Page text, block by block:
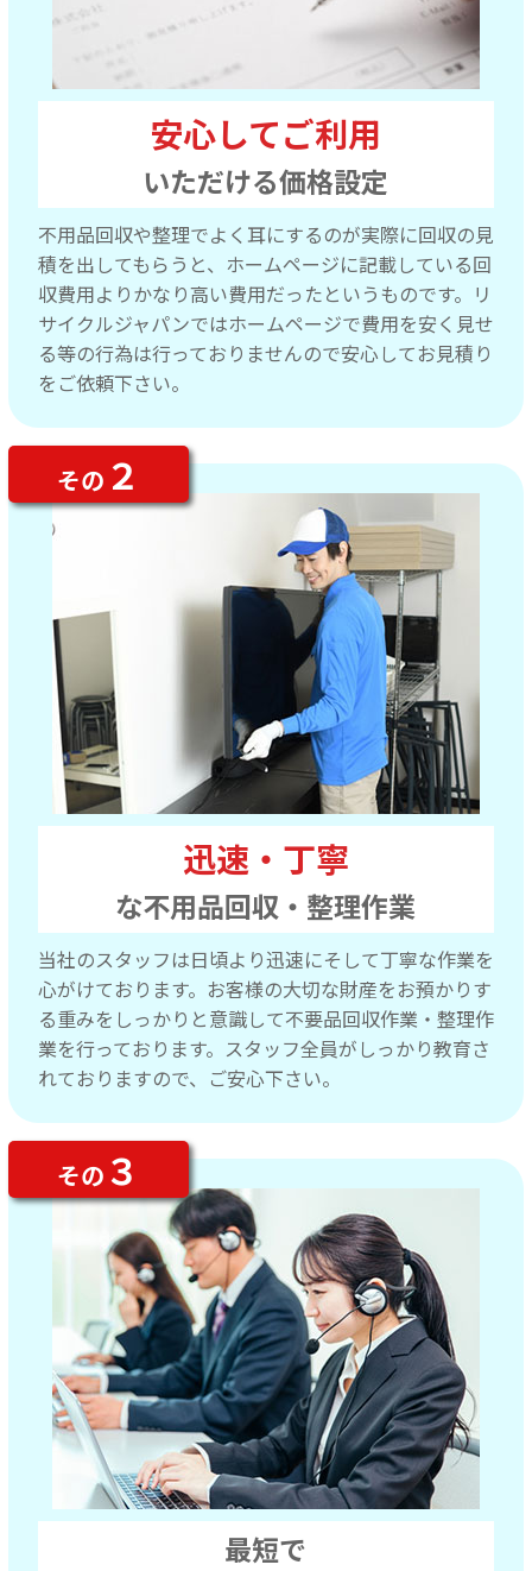
安心してご利用
いただける価格設定
不用品回収や整理でよく耳にするのが実際に回収の見
積を出してもらうと、ホームページに記載している回
収費用よりかなり高い費用だったというものです。リ
サイクルジャパンではホームページで費用を安く見せ
る等の行為は行っておりませんので安心してお見積り
をご依頼下さい。
迅速・丁寧
な不用品回収・整理作業
当社のスタッフは日頃より迅速にそして丁寧な作業を
心がけております。お客様の大切な財産をお預かりす
る重みをしっかりと意識して不要品回収作業・整理作
業を行っております。スタッフ全員がしっかり教育さ
れておりますので、ご安心下さい。
その ２
最短で
その ３